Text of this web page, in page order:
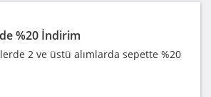
%20 İndirim
2 ve üstü alımlarda sepette %20